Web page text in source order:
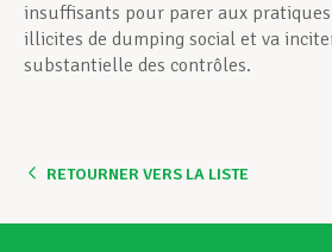
insuffisants pour parer aux
illicites de dumping social et va
substantielle des contrôles.
RETOURNER VERS LA LISTE